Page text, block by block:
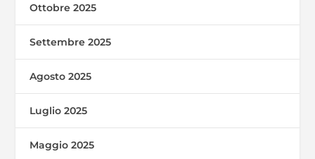
Ottobre 2025
Settembre 2025
Agosto 2025
Luglio 2025
Maggio 2025